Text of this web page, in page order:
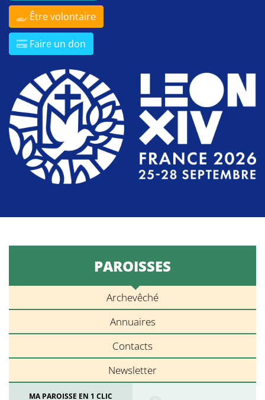
Être volontaire
Faire un don
PAROISSES
Archevêché
Annuaires
Contacts
Newsletter
MA PAROISSE EN 1 CLIC